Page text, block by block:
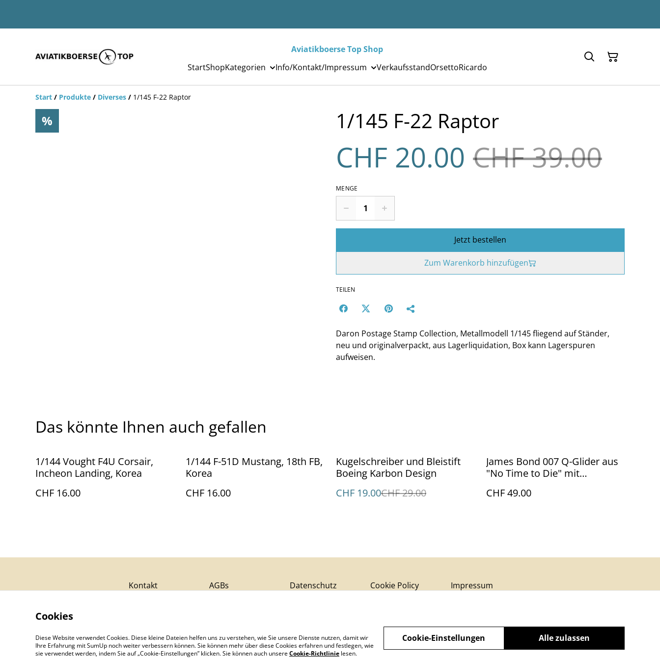
Aviatikboerse Top Shop
StartShopKategorien Info/Kontakt/Impressum VerkaufsstandOrsettoRicardo
Start / Produkte / Diverses / 1/145 F-22 Raptor
% 1/145 F-22 Raptor
CHF 20.00 CHF 39.00
MENGE
Jetzt bestellen
Zum Warenkorb hinzufügen
TEILEN
Daron Postage Stamp Collection, Metallmodell 1/145 fliegend auf Ständer,
neu und originalverpackt, aus Lagerliquidation, Box kann Lagerspuren
aufweisen.
Das könnte Ihnen auch gefallen
1/144 Vought F4U Corsair,
Incheon Landing, Korea
CHF 16.00
1/144 F-51D Mustang, 18th FB,
Korea
CHF 16.00
%
Kugelschreiber und Bleistift
Boeing Karbon Design
CHF 19.00CHF 29.00
James Bond 007 Q-Glider aus
"No Time to Die" mit
CHF 49.00
Kontakt AGBs Datenschutz Cookie Policy Impressum
©2026 Aviatikboerse Top Shop
Cookies
Diese Website verwendet Cookies. Diese kleine Dateien helfen uns zu verstehen, wie Sie unsere Dienste nutzen, damit wir
Ihre Erfahrung mit SumUp noch weiter verbessern können. Sie können mehr über diese Cookies erfahren und festlegen, wie
sie verwendet werden, indem Sie auf „Cookie-Einstellungen” klicken. Sie können auch unsereCookie-Richtlinie lesen.
Alle zulassen
Cookie-Einstellungen